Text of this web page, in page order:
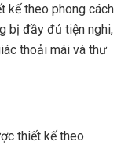
kế theo phong cách
bị đầy đủ tiện nghi,
thoải mái và thư
thiết kế theo